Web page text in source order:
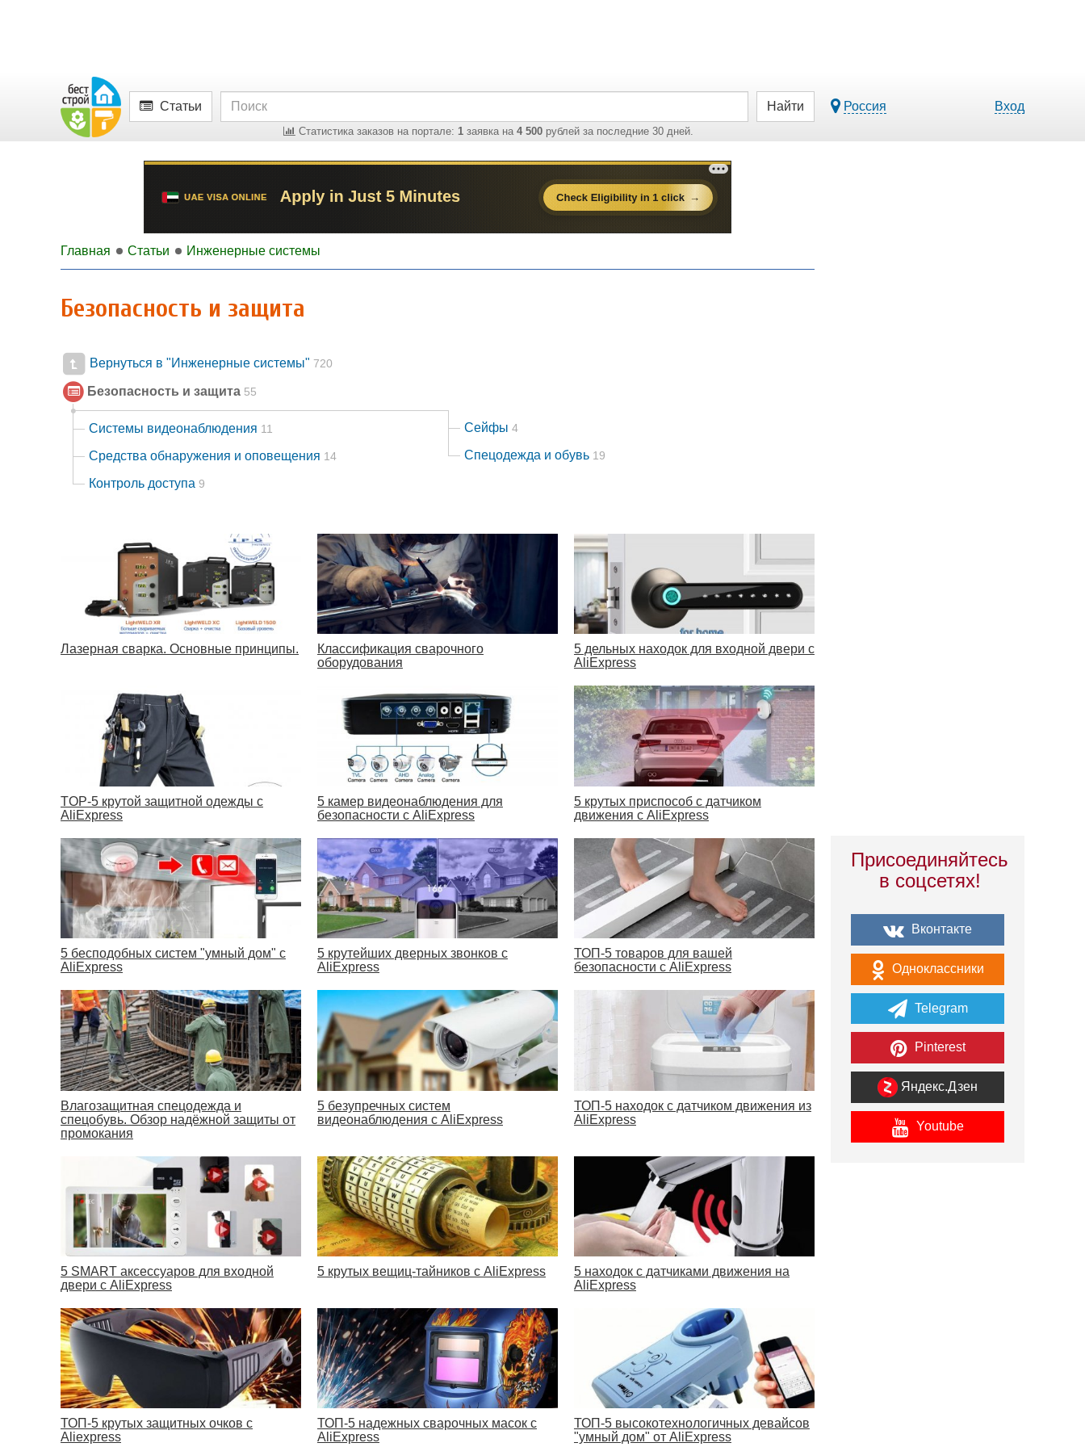
Статьи
Статистика заказов на портале: 1 заявка на 4 500 рублей за последние 30 дней.
Найти Россия Вход
Главная Статьи Инженерные системы
Безопасность и защита
Вернуться в "Инженерные системы" 720
Безопасность и защита 55
Системы видеонаблюдения 11
Средства обнаружения и оповещения 14
Контроль доступа 9
Сейфы 4
Спецодежда и обувь 19
Лазерная сварка. Основные принципы.
Классификация сварочного
оборудования
5 дельных находок для входной двери с
AliExpress
TOP-5 крутой защитной одежды с
AliExpress
5 камер видеонаблюдения для
безопасности с AliExpress
5 крутых приспособ с датчиком
движения с AliExpress
5 бесподобных систем "умный дом" с
AliExpress
5 крутейших дверных звонков с
AliExpress
ТОП-5 товаров для вашей
безопасности с AliExpress
Влагозащитная спецодежда и
спецобувь. Обзор надёжной защиты от
промокания
5 безупречных систем
видеонаблюдения с AliExpress
ТОП-5 находок с датчиком движения из
AliExpress
5 SMART аксессуаров для входной
двери с AliExpress
5 крутых вещиц-тайников с AliExpress
5 находок с датчиками движения на
AliExpress
ТОП-5 крутых защитных очков с
Aliexpress
ТОП-5 надежных сварочных масок с
AliExpress
ТОП-5 высокотехнологичных девайсов
"умный дом" от AliExpress
Присоединяйтесь
в соцсетях!
Вконтакте
Одноклассники
Telegram
Pinterest
Яндекс.Дзен
Youtube